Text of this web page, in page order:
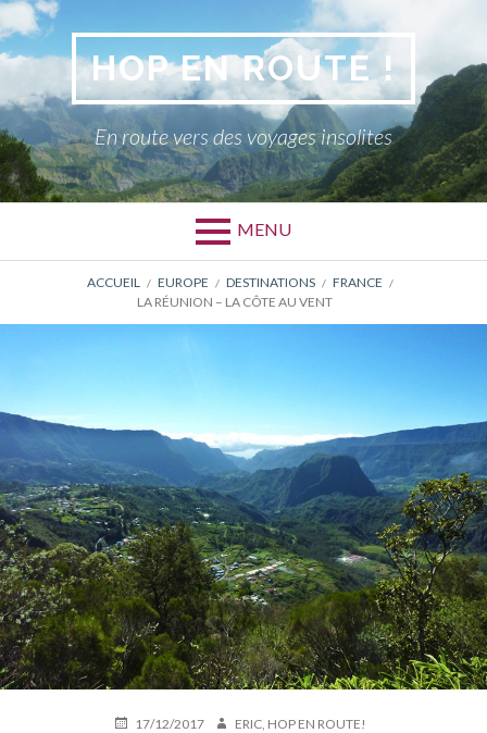
Aller
au
contenu
HOP EN ROUTE !
En route vers des voyages insolites
MENU
D'ARIANE
ACCUEIL EUROPE DESTINATIONS
FRANCE
LA RÉUNION – LA CÔTE AU VENT
PUBLIÉ17/12/2017 AUTEUR
ERIC, HOP EN ROUTE!